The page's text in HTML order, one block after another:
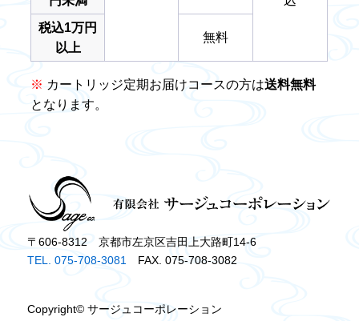
税込1万円
以上
無料
※ カートリッジ定期お届けコースの方は送料無料
となります。
〒606-8312 京都市左京区吉田上大路町14-6
TEL. 075-708-3081
FAX. 075-708-3082
Copyright© サージュコーポレーション